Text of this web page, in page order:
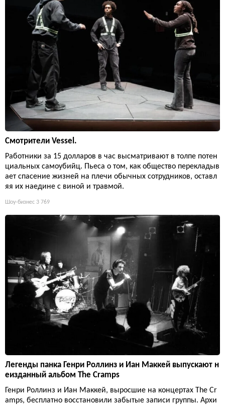
Смотрители Vessel.
Работники за 15 долларов в час высматривают в толпе потен
циальных самоубийц. Пьеса о том, как общество перекладыв
ает спасение жизней на плечи обычных сотрудников, оставл
яя их наедине с виной и травмой.
Шоу-бизнес 3 769
Легенды панка Генри Роллинз и Иан Маккей выпускают н
еизданный альбом The Cramps
Генри Роллинз и Иан Маккей, выросшие на концертах The Cr
amps, бесплатно восстановили забытые записи группы. Архи